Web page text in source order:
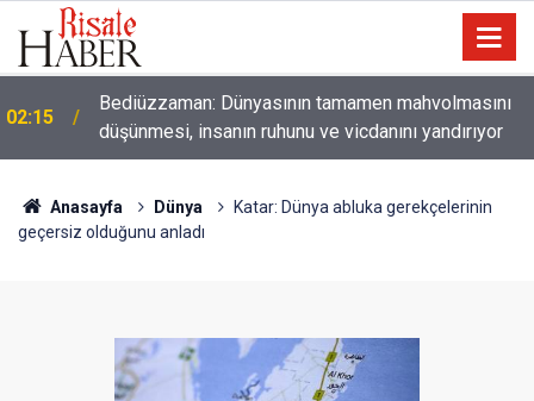
01:45 Paçalarını yerde sürünmeyecek şekilde yukarıda tut
Anasayfa Dünya
Katar: Dünya abluka gerekçelerinin
geçersiz olduğunu anladı